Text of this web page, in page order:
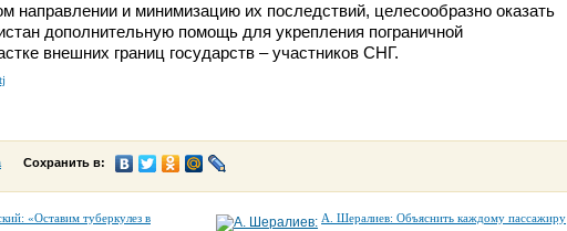
направлении и минимизацию их последствий, целесообразно оказать
дополнительную помощь для укрепления пограничной
внешних границ государств – участников СНГ.
Сохранить в:
«Оставим туберкулез в
А. Шералиев: Объяснить каждому пассажиру